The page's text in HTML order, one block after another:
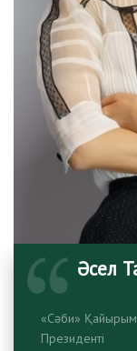
Әсел
«Сәби»
Президенті